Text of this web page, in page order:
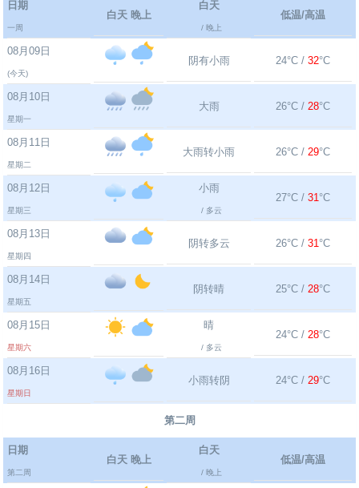
日期
一周
白天 晚上
白天
/ 晚上
低温/高温
08月09日
(今天)
阴有小雨 24°C / 32°C
08月10日
星期一
大雨 26°C / 28°C
08月11日
星期二
大雨转小雨 26°C / 29°C
08月12日
星期三
小雨
/ 多云
27°C / 31°C
08月13日
星期四
阴转多云 26°C / 31°C
08月14日
星期五
阴转晴 25°C / 28°C
08月15日
星期六
晴
/ 多云
24°C / 28°C
08月16日
星期日
小雨转阴 24°C / 29°C
第二周
日期
第二周
白天 晚上
白天
/ 晚上
低温/高温